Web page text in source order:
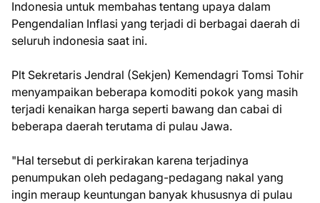
Indonesia untuk membahas tentang upaya dalam
Pengendalian Inflasi yang terjadi di berbagai daerah di
seluruh indonesia saat ini.
Plt Sekretaris Jendral (Sekjen) Kemendagri Tomsi Tohir
menyampaikan beberapa komoditi pokok yang masih
terjadi kenaikan harga seperti bawang dan cabai di
beberapa daerah terutama di pulau Jawa.
"Hal tersebut di perkirakan karena terjadinya
penumpukan oleh pedagang-pedagang nakal yang
ingin meraup keuntungan banyak khususnya di pulau